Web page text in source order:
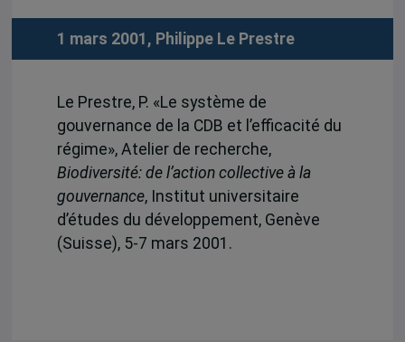
1 mars 2001, Philippe Le Prestre
Le Prestre, P. «Le système de
gouvernance de la CDB et l’efficacité du
régime», Atelier de recherche,
Biodiversité: de l’action collective à la
gouvernance, Institut universitaire
d’études du développement, Genève
(Suisse), 5-7 mars 2001.